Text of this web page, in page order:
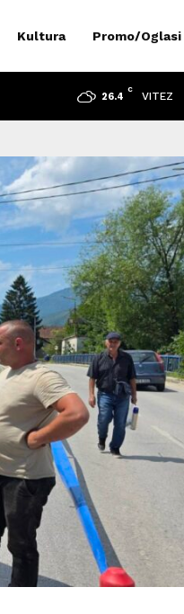
Kultura Promo/Oglasi
26.4
C
VITEZ